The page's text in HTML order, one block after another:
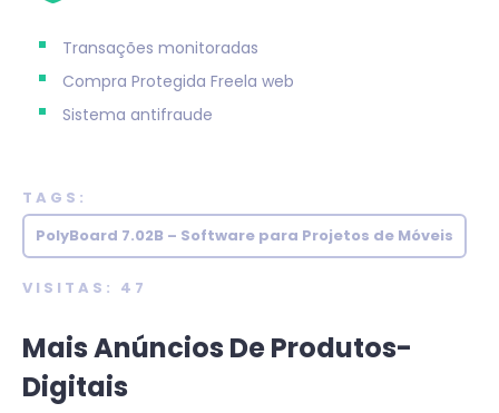
Transações monitoradas
Compra Protegida Freela web
Sistema antifraude
TAGS:
PolyBoard 7.02B – Software para Projetos de Móveis
VISITAS: 47
Mais Anúncios De Produtos-
Digitais